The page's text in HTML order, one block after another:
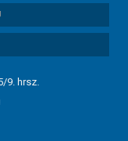
9. hrsz.